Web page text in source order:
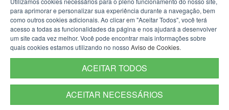
Termos de Uso
para aprimorar e personalizar sua experiência durante a navegação, bem
como outros cookies adicionais. Ao clicar em "Aceitar Todos", você terá
acesso a todas as funcionalidades da página e nos ajudará a desenvolver
um site cada vez melhor. Você pode encontrar mais informações sobre
quais cookies estamos utilizando no nosso Aviso de Cookies.
ACEITAR TODOS
ACEITAR NECESSÁRIOS